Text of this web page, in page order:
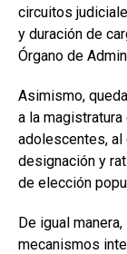
circuitos
y duración de
Órgano de
Asimismo,
a la
adolescentes,
designación y
de elección
De igual
mecanismos